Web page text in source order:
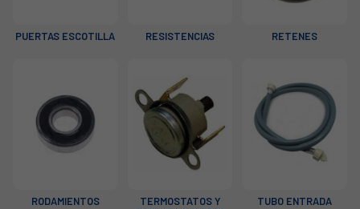
PUERTAS ESCOTILLA RESISTENCIAS RETENES
RODAMIENTOS
TERMOSTATOS Y
TUBO ENTRADA